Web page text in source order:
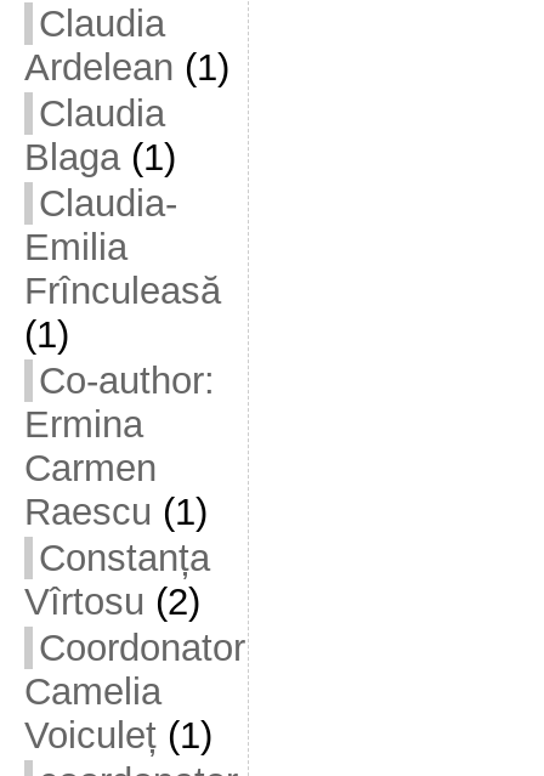
Claudia
Ardelean (1)
Claudia
Blaga(1)
Claudia-
Emilia
Frînculeasă
(1)
Co-author:
Ermina
Carmen
Raescu (1)
Constanța
Vîrtosu (2)
Coordonator
Camelia
Voiculeț(1)